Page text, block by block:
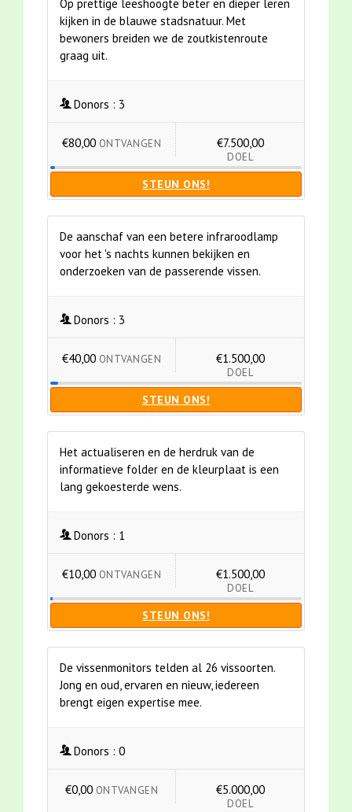
Op prettige leeshoogte beter en dieper leren
kijken in de blauwe stadsnatuur. Met
bewoners breiden we de zoutkistenroute
graag uit.
Donors : 3
€80,00 ONTVANGEN €7.500,00
DOEL
STEUN ONS!
De aanschaf van een betere infraroodlamp
voor het 's nachts kunnen bekijken en
onderzoeken van de passerende vissen.
Donors : 3
€40,00 ONTVANGEN €1.500,00
DOEL
STEUN ONS!
Het actualiseren en de herdruk van de
informatieve folder en de kleurplaat is een
lang gekoesterde wens.
Donors : 1
€10,00 ONTVANGEN €1.500,00
DOEL
STEUN ONS!
De vissenmonitors telden al 26 vissoorten.
Jong en oud, ervaren en nieuw, iedereen
brengt eigen expertise mee.
Donors : 0
€0,00 ONTVANGEN €5.000,00
DOEL